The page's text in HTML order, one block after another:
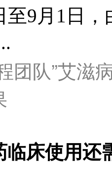
至9月1日
团队”艾滋
临床使用还